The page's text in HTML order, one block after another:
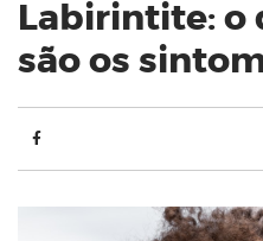
Blog
Labirintite: o
são os